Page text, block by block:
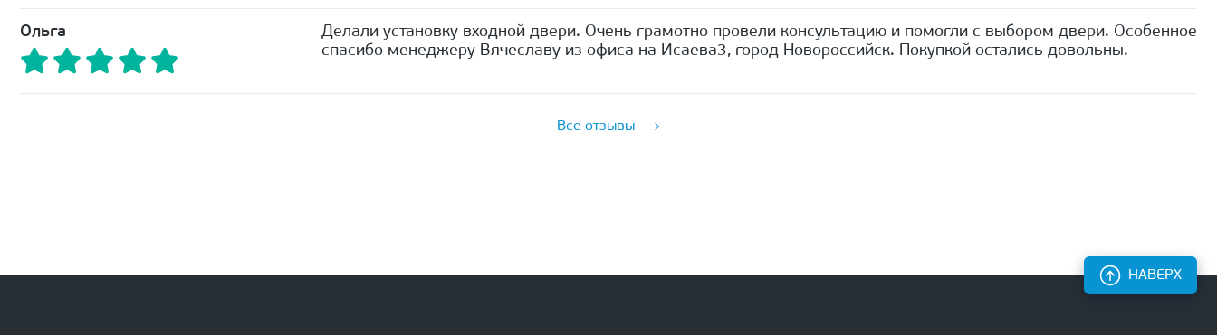
Ольга
Делали установку входной двери. Очень грамотно провели консультацию и помогли с выбором двери. Особенное
спасибо менеджеру Вячеславу из офиса на Исаева3, город Новороссийск. Покупкой остались довольны.
Все отзывы
НАВЕРХ